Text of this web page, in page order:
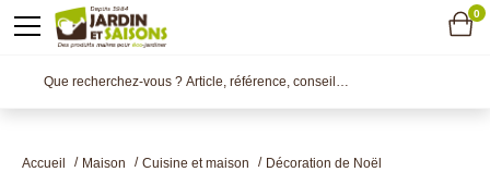
Accueil Maison Cuisine et maison Décoration de Noël
0